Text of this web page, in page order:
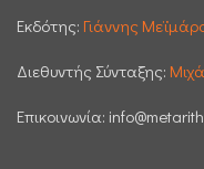
Εκδότης: Γιάννης
Διεθυντής Σύνταξης:
Επικοινωνία: